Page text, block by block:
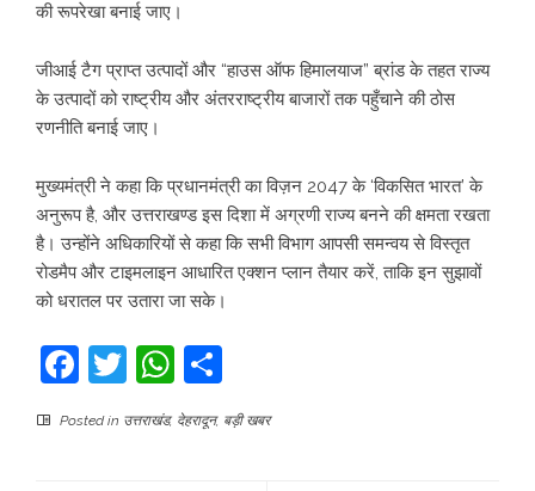
की रूपरेखा बनाई जाए।
जीआई टैग प्राप्त उत्पादों और “हाउस ऑफ हिमालयाज” ब्रांड के तहत राज्य
के उत्पादों को राष्ट्रीय और अंतरराष्ट्रीय बाजारों तक पहुँचाने की ठोस
रणनीति बनाई जाए।
मुख्यमंत्री ने कहा कि प्रधानमंत्री का विज़न 2047 के ‘विकसित भारत’ के
अनुरूप है, और उत्तराखण्ड इस दिशा में अग्रणी राज्य बनने की क्षमता रखता
है। उन्होंने अधिकारियों से कहा कि सभी विभाग आपसी समन्वय से विस्तृत
रोडमैप और टाइमलाइन आधारित एक्शन प्लान तैयार करें, ताकि इन सुझावों
को धरातल पर उतारा जा सके।
Facebook
TwitterWhatsApp
Posted in उत्तराखंड, देहरादून, बड़ी खबर